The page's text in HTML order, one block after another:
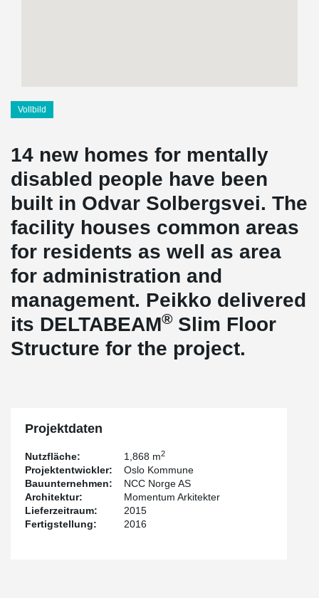
Vollbild
14 new homes for mentally
disabled people have been
built in Odvar Solbergsvei. The
facility houses common areas
for residents as well as area
for administration and
management. Peikko delivered
its DELTABEAM® Slim Floor
Structure for the project.
Projektdaten
Nutzfläche: 1,868 m2
Projektentwickler:
Oslo Kommune
Bauunternehmen:
NCC Norge AS
Architektur:
Momentum Arkitekter
Lieferzeitraum:
2015
Fertigstellung:
2016